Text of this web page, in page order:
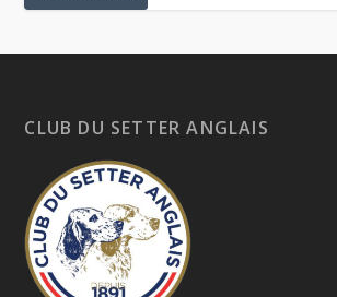
CLUB DU SETTER ANGLAIS